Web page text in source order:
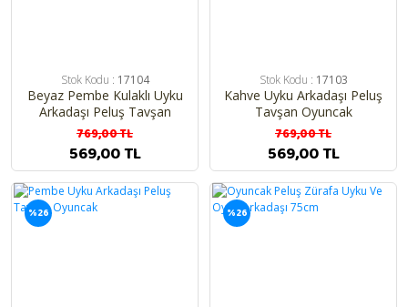
Stok Kodu : 17104
Beyaz Pembe Kulaklı Uyku
Arkadaşı Peluş Tavşan
Oyuncak
769,00 TL
569,00 TL
Stok Kodu : 17103
Kahve Uyku Arkadaşı Peluş
Tavşan Oyuncak
769,00 TL
569,00 TL
%26 %26